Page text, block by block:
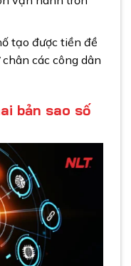
tạo được tiền đề
các công dân
bản sao số